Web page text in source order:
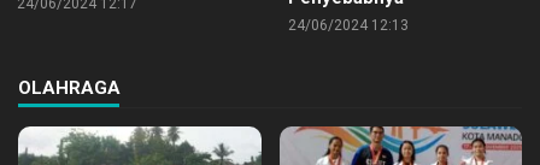
24/06/2024 12:17
24/06/2024 12:13
OLAHRAGA